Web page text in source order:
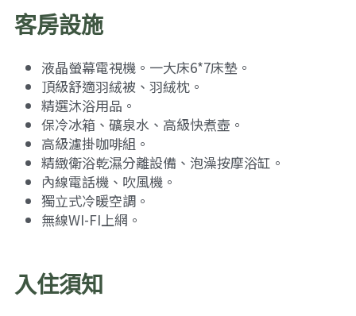
客房設施
液晶螢幕電視機。一大床6*7床墊。
頂級舒適羽絨被、羽絨枕。
精選沐浴用品。
保冷冰箱、礦泉水、高級快煮壺。
高級濾掛咖啡組。
精緻衛浴乾濕分離設備、泡澡按摩浴缸。
內線電話機、吹風機。
獨立式冷暖空調。
無線WI-FI上網。
入住須知